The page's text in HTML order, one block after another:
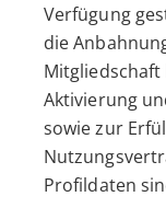
Verfügung
die
Mitgliedschaft
Aktivierung
sowie zur
Profildaten